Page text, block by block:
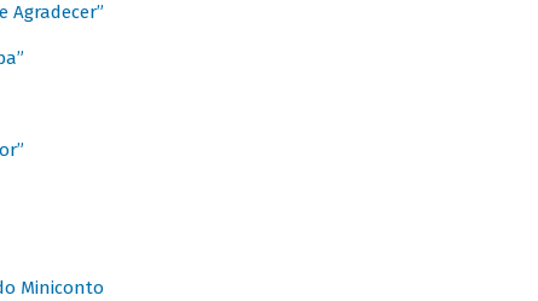
Agradecer”
Miniconto